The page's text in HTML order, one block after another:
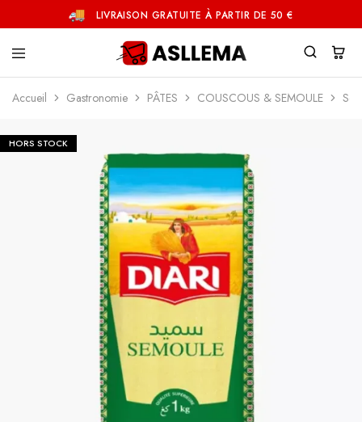
LIVRAISON GRATUITE À PARTIR DE 50 €
Accueil Gastronomie PÂTES COUSCOUS & SEMOULE
HORS STOCK